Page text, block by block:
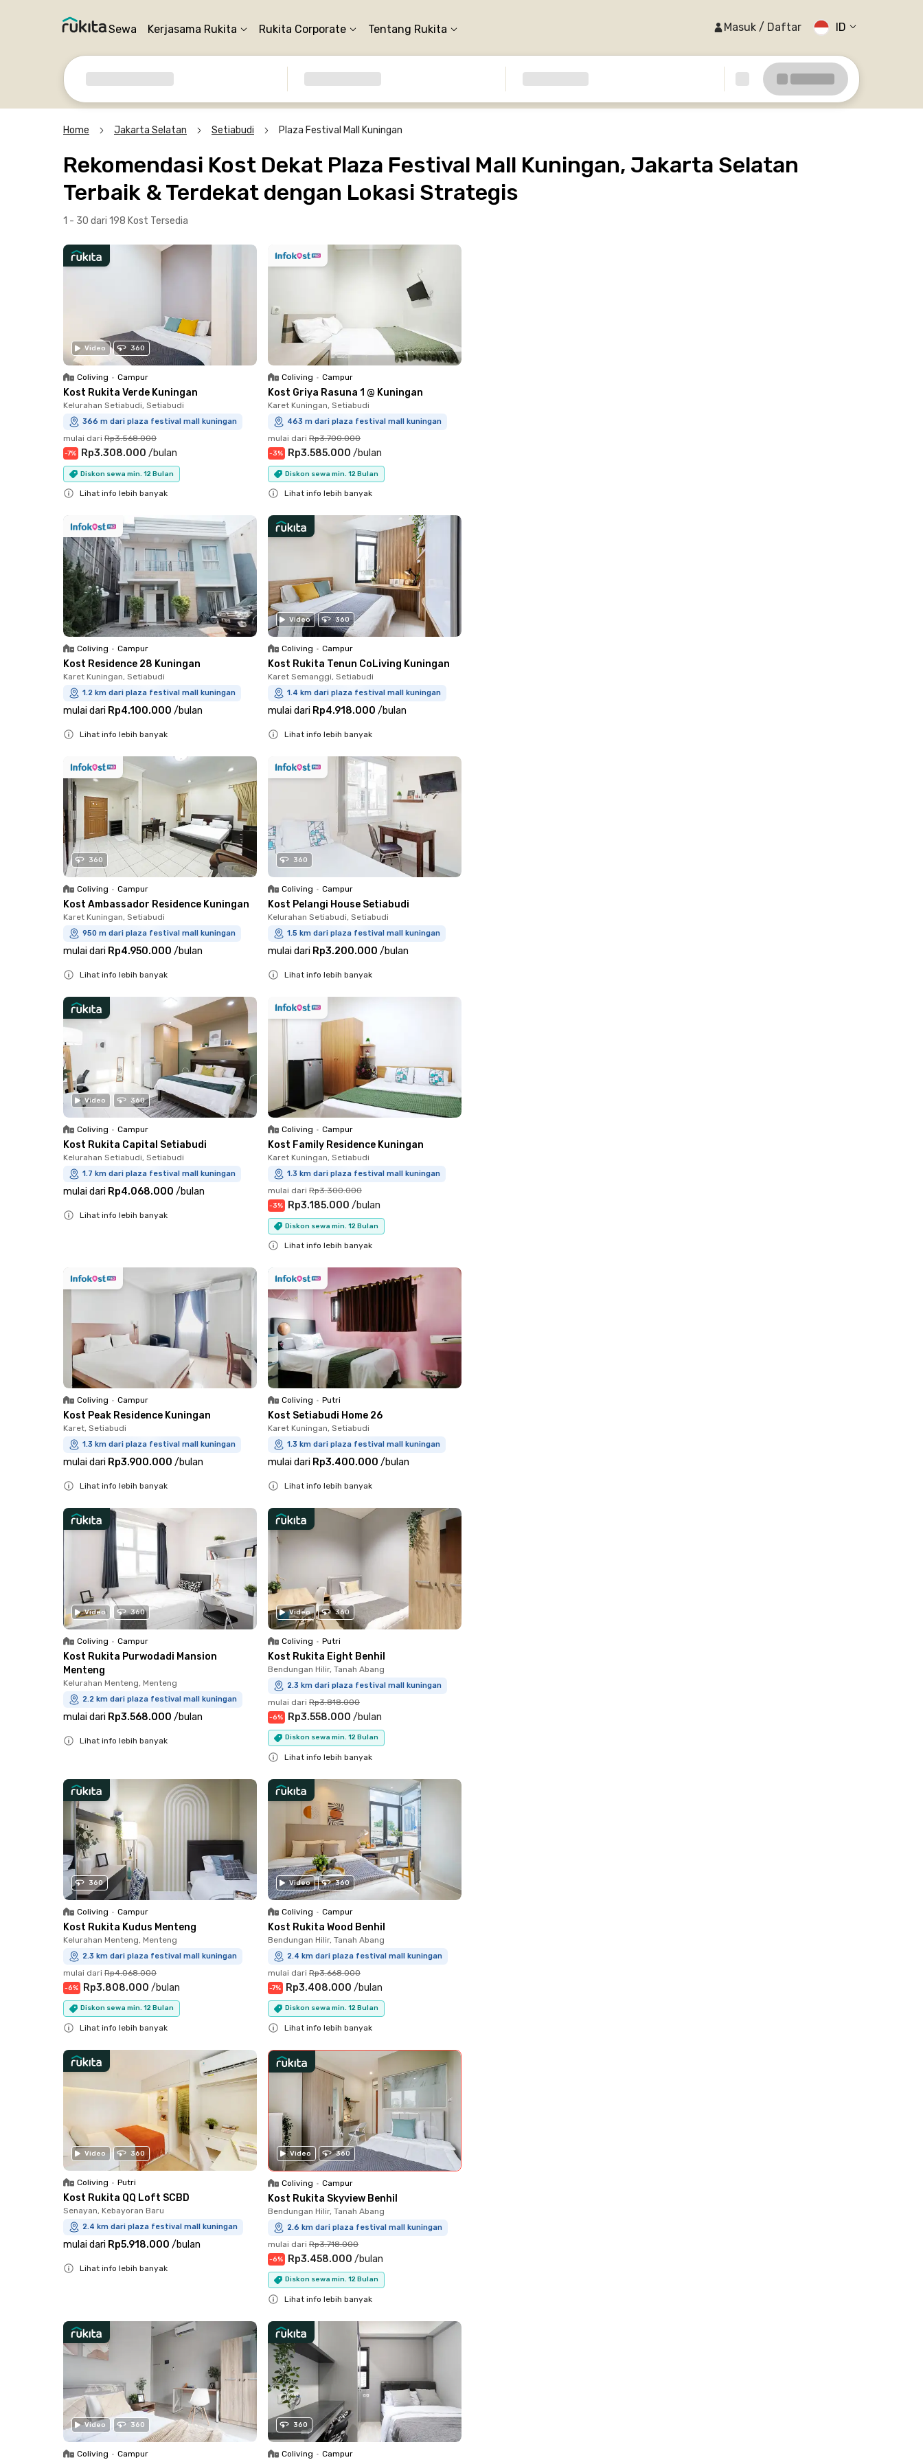
Sewa Kerjasama Rukita Rukita Corporate Tentang Rukita Masuk / Daftar ID
Home Jakarta Selatan Setiabudi Plaza Festival Mall Kuningan
Rekomendasi Kost Dekat Plaza Festival Mall Kuningan, Jakarta Selatan
Terbaik & Terdekat dengan Lokasi Strategis
1 - 30 dari 198 Kost Tersedia
Video 360
Coliving • Campur
Kost Rukita Verde Kuningan
Kelurahan Setiabudi, Setiabudi
366 m dari plaza festival mall kuningan
mulai dari Rp3.568.000
-7% Rp3.308.000 /bulan
Diskon sewa min. 12 Bulan
Lihat info lebih banyak
Coliving • Campur
Kost Griya Rasuna 1 @ Kuningan
Karet Kuningan, Setiabudi
463 m dari plaza festival mall kuningan
mulai dari Rp3.700.000
-3% Rp3.585.000 /bulan
Diskon sewa min. 12 Bulan
Lihat info lebih banyak
Coliving • Campur
Kost Residence 28 Kuningan
Karet Kuningan, Setiabudi
1.2 km dari plaza festival mall kuningan
mulai dari Rp4.100.000 /bulan
Lihat info lebih banyak
Video 360
Coliving • Campur
Kost Rukita Tenun CoLiving Kuningan
Karet Semanggi, Setiabudi
1.4 km dari plaza festival mall kuningan
mulai dari Rp4.918.000 /bulan
Lihat info lebih banyak
360
Coliving • Campur
Kost Ambassador Residence Kuningan
Karet Kuningan, Setiabudi
950 m dari plaza festival mall kuningan
mulai dari Rp4.950.000 /bulan
Lihat info lebih banyak
360
Coliving • Campur
Kost Pelangi House Setiabudi
Kelurahan Setiabudi, Setiabudi
1.5 km dari plaza festival mall kuningan
mulai dari Rp3.200.000 /bulan
Lihat info lebih banyak
Video 360
Coliving • Campur
Kost Rukita Capital Setiabudi
Kelurahan Setiabudi, Setiabudi
1.7 km dari plaza festival mall kuningan
mulai dari Rp4.068.000 /bulan
Lihat info lebih banyak
Coliving • Campur
Kost Family Residence Kuningan
Karet Kuningan, Setiabudi
1.3 km dari plaza festival mall kuningan
mulai dari Rp3.300.000
-3% Rp3.185.000 /bulan
Diskon sewa min. 12 Bulan
Lihat info lebih banyak
Coliving • Campur
Kost Peak Residence Kuningan
Karet, Setiabudi
1.3 km dari plaza festival mall kuningan
mulai dari Rp3.900.000 /bulan
Lihat info lebih banyak
Coliving • Putri
Kost Setiabudi Home 26
Karet Kuningan, Setiabudi
1.3 km dari plaza festival mall kuningan
mulai dari Rp3.400.000 /bulan
Lihat info lebih banyak
Video 360
Coliving • Campur
Kost Rukita Purwodadi Mansion
Menteng
Kelurahan Menteng, Menteng
2.2 km dari plaza festival mall kuningan
mulai dari Rp3.568.000 /bulan
Lihat info lebih banyak
Video 360
Coliving • Putri
Kost Rukita Eight Benhil
Bendungan Hilir, Tanah Abang
2.3 km dari plaza festival mall kuningan
mulai dari Rp3.818.000
-6% Rp3.558.000 /bulan
Diskon sewa min. 12 Bulan
Lihat info lebih banyak
360
Coliving • Campur
Kost Rukita Kudus Menteng
Kelurahan Menteng, Menteng
2.3 km dari plaza festival mall kuningan
mulai dari Rp4.068.000
-6% Rp3.808.000 /bulan
Diskon sewa min. 12 Bulan
Lihat info lebih banyak
Video 360
Coliving • Campur
Kost Rukita Wood Benhil
Bendungan Hilir, Tanah Abang
2.4 km dari plaza festival mall kuningan
mulai dari Rp3.668.000
-7% Rp3.408.000 /bulan
Diskon sewa min. 12 Bulan
Lihat info lebih banyak
Video 360
Coliving • Putri
Kost Rukita QQ Loft SCBD
Senayan, Kebayoran Baru
2.4 km dari plaza festival mall kuningan
mulai dari Rp5.918.000 /bulan
Lihat info lebih banyak
Video 360
Coliving • Campur
Kost Rukita Skyview Benhil
Bendungan Hilir, Tanah Abang
2.6 km dari plaza festival mall kuningan
mulai dari Rp3.718.000
-6% Rp3.458.000 /bulan
Diskon sewa min. 12 Bulan
Lihat info lebih banyak
Video 360
Coliving • Campur
360
Coliving • Campur